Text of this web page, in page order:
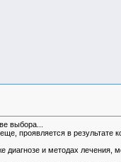
выбора...
проявляется в результате
и методах лечения,